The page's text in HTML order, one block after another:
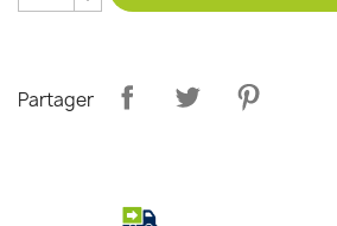
Partager